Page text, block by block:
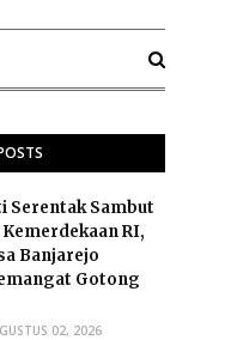
Serentak Sambut
Kemerdekaan RI,
Banjarejo
Gotong
02, 2026